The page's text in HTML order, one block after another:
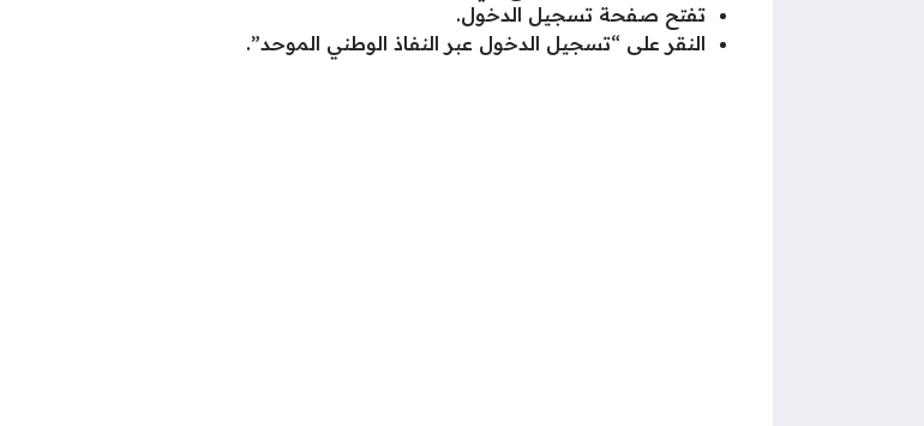
تفتح صفحة تسجيل الدخول.
النقر على “تسجيل الدخول عبر النفاذ الوطني الموحد”.